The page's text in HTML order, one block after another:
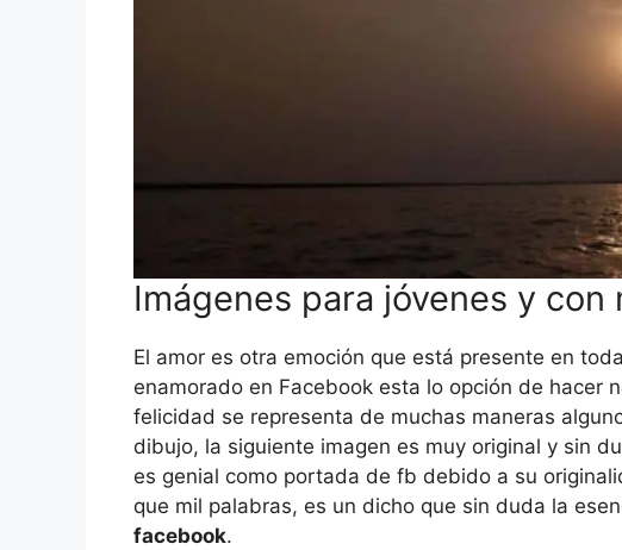
Imágenes para jóvenes y con
El amor es otra emoción que está presente en
enamorado en Facebook esta lo opción de hacer
felicidad se representa de muchas maneras
dibujo, la siguiente imagen es muy original y sin
es genial como portada de fb debido a su
que mil palabras, es un dicho que sin duda la
facebook.